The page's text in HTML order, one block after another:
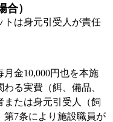
）
トは身元引受人が責任
金10,000円也を本施
る実費（餌、備品、
たは身元引受人（飼
7条により施設職員が